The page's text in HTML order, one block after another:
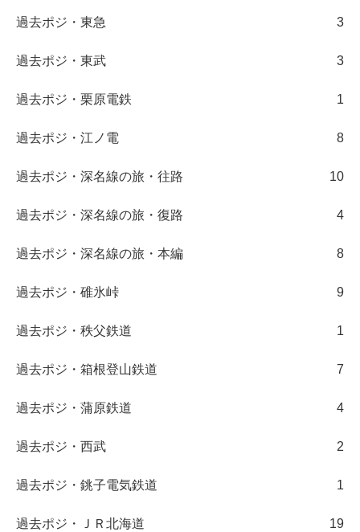
過去ポジ・東急 3
過去ポジ・東武 3
過去ポジ・栗原電鉄 1
過去ポジ・江ノ電 8
過去ポジ・深名線の旅・往路 10
過去ポジ・深名線の旅・復路 4
過去ポジ・深名線の旅・本編 8
過去ポジ・碓氷峠 9
過去ポジ・秩父鉄道 1
過去ポジ・箱根登山鉄道 7
過去ポジ・蒲原鉄道 4
過去ポジ・西武 2
過去ポジ・銚子電気鉄道 1
過去ポジ・ＪＲ北海道 19